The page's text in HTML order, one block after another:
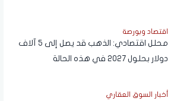
اقتصاد وبورصة
محلل اقتصادي: الذهب قد يصل إلى 5 آلاف
دولار بحلول 2027 في هذه الحالة
أخبار السوق العقاري